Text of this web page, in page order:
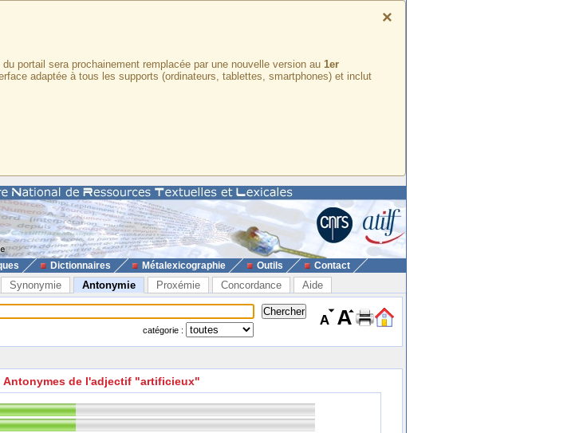
×
portail sera prochainement remplacée par une nouvelle version au 1er
adaptée à tous les supports (ordinateurs, tablettes, smartphones) et inclut
Dictionnaires Métalexicographie Outils Contact
Synonymie Antonymie Proxémie Concordance Aide
catégorie :
Antonymes de l'adjectif "artificieux"